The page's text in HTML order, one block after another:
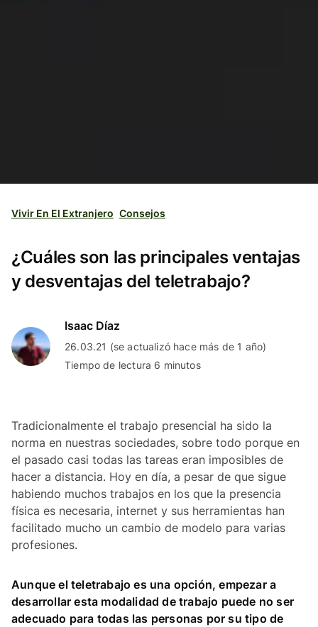
Vivir En El Extranjero Consejos
¿Cuáles son las principales ventajas
y desventajas del teletrabajo?
Isaac Díaz
26.03.21 (se actualizó hace más de 1 año)
Tiempo de lectura 6 minutos
Tradicionalmente el trabajo presencial ha sido la
norma en nuestras sociedades, sobre todo porque en
el pasado casi todas las tareas eran imposibles de
hacer a distancia. Hoy en día, a pesar de que sigue
habiendo muchos trabajos en los que la presencia
física es necesaria, internet y sus herramientas han
facilitado mucho un cambio de modelo para varias
profesiones.
Aunque el teletrabajo es una opción, empezar a
desarrollar esta modalidad de trabajo puede no ser
adecuado para todas las personas por su tipo de